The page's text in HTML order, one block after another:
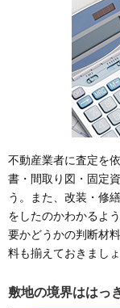
不動産業者に査定を
書・間取り図・固定
う。また、改装・修
をしたのかわかるよ
要かどうかの判断材
料も揃えておきましょ
敷地の境界ははっ